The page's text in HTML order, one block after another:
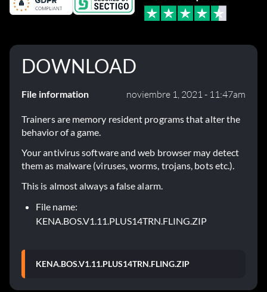
DOWNLOAD
File information noviembre 1, 2021 - 11:47am
Trainers are memory resident programs that alter the
behavior of a game.
Your antivirus software and web browser may detect
them as malware (viruses, worms, trojans, bots etc.).
This is almost always a false alarm.
File name:
KENA.BOS.V1.11.PLUS14TRN.FLING.ZIP
KENA.BOS.V1.11.PLUS14TRN.FLING.ZIP